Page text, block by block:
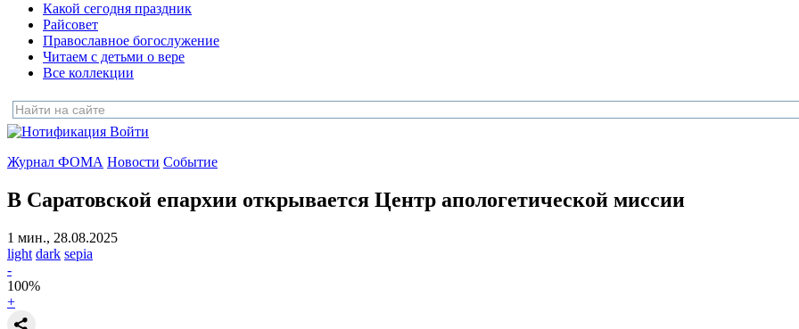
Какой сегодня праздник
Райсовет
Православное богослужение
Читаем с детьми о вере
Все коллекции
Войти
Журнал ФОМА Новости Событие
В Саратовской епархии открывается Центр апологетической миссии
1 мин., 28.08.2025
light dark sepia
-
100%
+